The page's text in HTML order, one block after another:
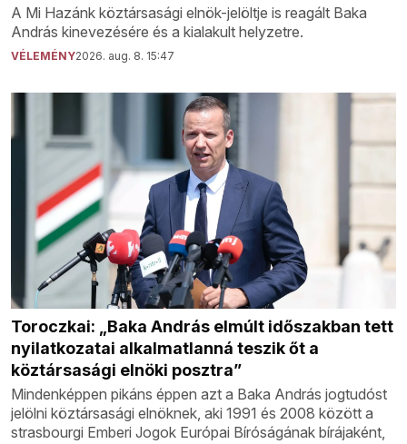
A Mi Hazánk köztársasági elnök-jelöltje is reagált Baka
András kinevezésére és a kialakult helyzetre.
VÉLEMÉNY2026. aug. 8. 15:47
Toroczkai: „Baka András elmúlt időszakban tett
nyilatkozatai alkalmatlanná teszik őt a
köztársasági elnöki posztra”
Mindenképpen pikáns éppen azt a Baka András jogtudóst
jelölni köztársasági elnöknek, aki 1991 és 2008 között a
strasbourgi Emberi Jogok Európai Bíróságának bírájaként,